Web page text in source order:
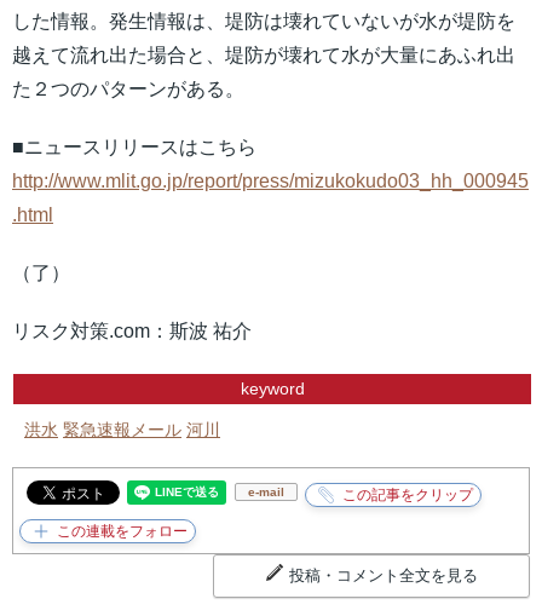
した情報。発生情報は、堤防は壊れていないが水が堤防を
越えて流れ出た場合と、堤防が壊れて水が大量にあふれ出
た２つのパターンがある。
■ニュースリリースはこちら
http://www.mlit.go.jp/report/press/mizukokudo03_hh_000945
.html
（了）
リスク対策.com：斯波 祐介
keyword
洪水 緊急速報メール 河川
e-mail
投稿・コメント全文を見る